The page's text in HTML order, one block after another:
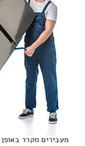
מעבירים מקרר